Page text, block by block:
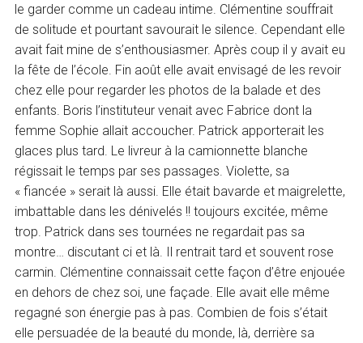
le garder comme un cadeau intime. Clémentine souffrait
de solitude et pourtant savourait le silence. Cependant elle
avait fait mine de s’enthousiasmer. Après coup il y avait eu
la fête de l’école. Fin août elle avait envisagé de les revoir
chez elle pour regarder les photos de la balade et des
enfants. Boris l’instituteur venait avec Fabrice dont la
femme Sophie allait accoucher. Patrick apporterait les
glaces plus tard. Le livreur à la camionnette blanche
régissait le temps par ses passages. Violette, sa
« fiancée » serait là aussi. Elle était bavarde et maigrelette,
imbattable dans les dénivelés !! toujours excitée, même
trop. Patrick dans ses tournées ne regardait pas sa
montre… discutant ci et là. Il rentrait tard et souvent rose
carmin. Clémentine connaissait cette façon d’être enjouée
en dehors de chez soi, une façade. Elle avait elle même
regagné son énergie pas à pas. Combien de fois s’était
elle persuadée de la beauté du monde, là, derrière sa